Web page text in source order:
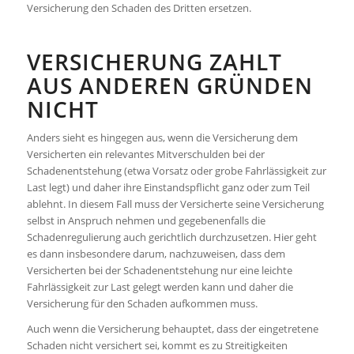
Versicherung den Schaden des Dritten ersetzen.
VERSICHERUNG ZAHLT
AUS ANDEREN GRÜNDEN
NICHT
Anders sieht es hingegen aus, wenn die Versicherung dem
Versicherten ein relevantes Mitverschulden bei der
Schadenentstehung (etwa Vorsatz oder grobe Fahrlässigkeit zur
Last legt) und daher ihre Einstandspflicht ganz oder zum Teil
ablehnt. In diesem Fall muss der Versicherte seine Versicherung
selbst in Anspruch nehmen und gegebenenfalls die
Schadenregulierung auch gerichtlich durchzusetzen. Hier geht
es dann insbesondere darum, nachzuweisen, dass dem
Versicherten bei der Schadenentstehung nur eine leichte
Fahrlässigkeit zur Last gelegt werden kann und daher die
Versicherung für den Schaden aufkommen muss.
Auch wenn die Versicherung behauptet, dass der eingetretene
Schaden nicht versichert sei, kommt es zu Streitigkeiten